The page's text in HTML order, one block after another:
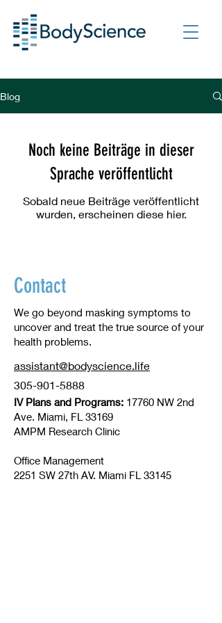
Blog
Noch keine Beiträge in dieser
Sprache veröffentlicht
Sobald neue Beiträge veröffentlicht
wurden, erscheinen diese hier.
Contact
We go beyond masking symptoms to
uncover and treat the true source of your
health problems.
assistant@bodyscience.life
305-901-5888
IV Plans and Programs: 17760 NW 2nd
Ave. Miami, FL 33169
​AMPM Research Clinic
Office Management
2251 SW 27th AV. Miami FL 33145